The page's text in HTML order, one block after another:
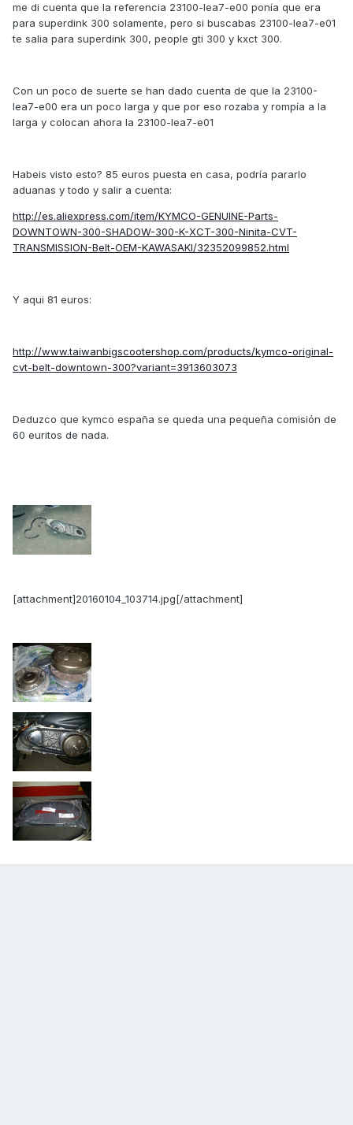
me di cuenta que la referencia 23100-lea7-e00 ponía que era
para superdink 300 solamente, pero si buscabas 23100-lea7-e01
te salia para superdink 300, people gti 300 y kxct 300.
Con un poco de suerte se han dado cuenta de que la 23100-
lea7-e00 era un poco larga y que por eso rozaba y rompía a la
larga y colocan ahora la 23100-lea7-e01
Habeis visto esto? 85 euros puesta en casa, podría pararlo
aduanas y todo y salir a cuenta:
http://es.aliexpress.com/item/KYMCO-GENUINE-Parts-
DOWNTOWN-300-SHADOW-300-K-XCT-300-Ninita-CVT-
TRANSMISSION-Belt-OEM-KAWASAKI/32352099852.html
Y aqui 81 euros:
http://www.taiwanbigscootershop.com/products/kymco-original-
cvt-belt-downtown-300?variant=3913603073
Deduzco que kymco españa se queda una pequeña comisión de
60 euritos de nada.
[attachment]20160104_103714.jpg[/attachment]